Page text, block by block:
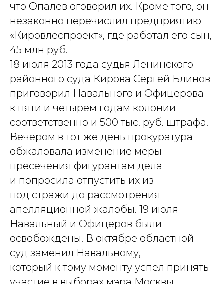
что Опалев оговорил их. Кроме того, он
незаконно перечислил предприятию
«Кировлеспроект», где работал его сын,
45 млн руб.
18 июля 2013 года судья Ленинского
районного суда Кирова Сергей Блинов
приговорил Навального и Офицерова
к пяти и четырем годам колонии
соответственно и 500 тыс. руб. штрафа.
Вечером в тот же день прокуратура
обжаловала изменение меры
пресечения фигурантам дела
и попросила отпустить их из-
под стражи до рассмотрения
апелляционной жалобы. 19 июля
Навальный и Офицеров были
освобождены. В октябре областной
суд заменил Навальному,
который к тому моменту успел принять
участие в выборах мэра Москвы